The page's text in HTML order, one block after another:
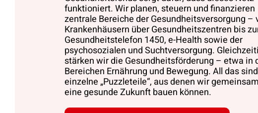
funktioniert. Wir planen, steuern und finanzieren
zentrale Bereiche der Gesundheitsversorgung –
Krankenhäusern über Gesundheitszentren bis
Gesundheitstelefon 1450, e-Health sowie der
psychosozialen und Suchtversorgung.
stärken wir die Gesundheitsförderung – etwa in
Bereichen Ernährung und Bewegung. All das sind
einzelne „Puzzleteile“, aus denen wir gemeinsam
eine gesunde Zukunft bauen können.